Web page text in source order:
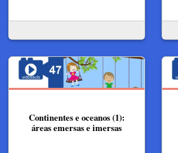
Continentes e oceanos (1):
áreas emersas e imersas